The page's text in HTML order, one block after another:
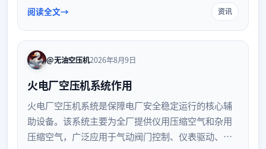
及施工注意事项。
阅读全文 资讯
@无油空压机2026年8月9日
火电厂空压机系统作用
火电厂空压机系统是保障电厂安全稳定运行的核心辅
助设备。该系统主要为全厂提供仪用压缩空气和杂用
压缩空气，广泛应用于气动阀门控制、仪表驱动、设